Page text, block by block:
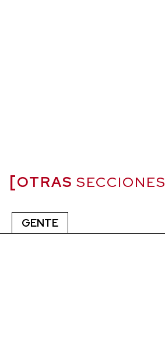
OTRAS SECCIONES
GENTE